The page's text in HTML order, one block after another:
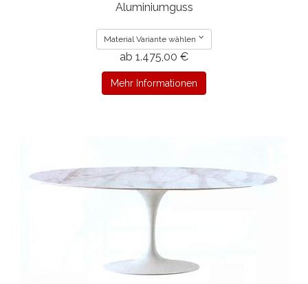
Aluminiumguss
Material Variante wählen
ab 1.475,00 €
Mehr Informationen